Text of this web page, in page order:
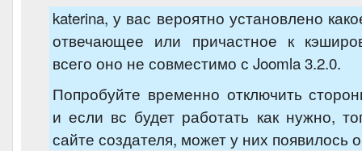
katerina, у вас вероятно установлено
отвечающее или причастное к
всего оно не совместимо с Joomla 3.2.0.
Попробуйте временно отключить
и если вс будет работать как нужно,
сайте создателя, может у них появилось